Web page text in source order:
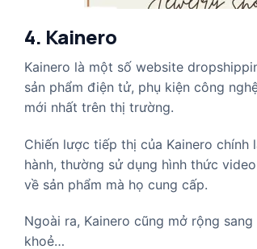
4. Kainero
Kainero là một số website
sản phẩm điện tử, phụ kiện công
mới nhất trên thị trường.
Chiến lược tiếp thị của Kainero
hành, thường sử dụng hình thức
về sản phẩm mà họ cung cấp.
Ngoài ra, Kainero cũng mở rộng
khoẻ…